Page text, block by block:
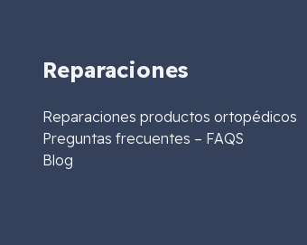
Reparaciones
Reparaciones productos ortopédicos
Preguntas frecuentes – FAQS
Blog